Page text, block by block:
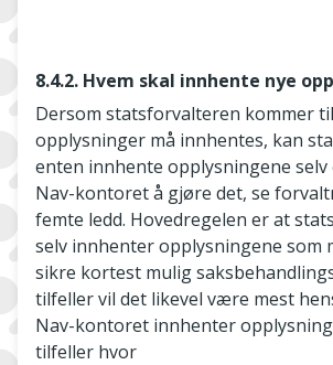
8.4.2. Hvem skal innhente nye
Dersom statsforvalteren kommer
opplysninger må innhentes, kan
enten innhente opplysningene selv
Nav­-kontoret å gjøre det, se
femte ledd. Hovedregelen er at
selv innhenter opplysningene som
sikre kortest mulig
tilfeller vil det likevel være mest
Nav­-kontoret innhenter
tilfeller hvor